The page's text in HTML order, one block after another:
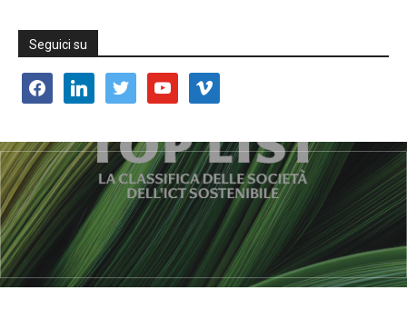
Seguici su
facebooklinkedin twitter youtube vimeo